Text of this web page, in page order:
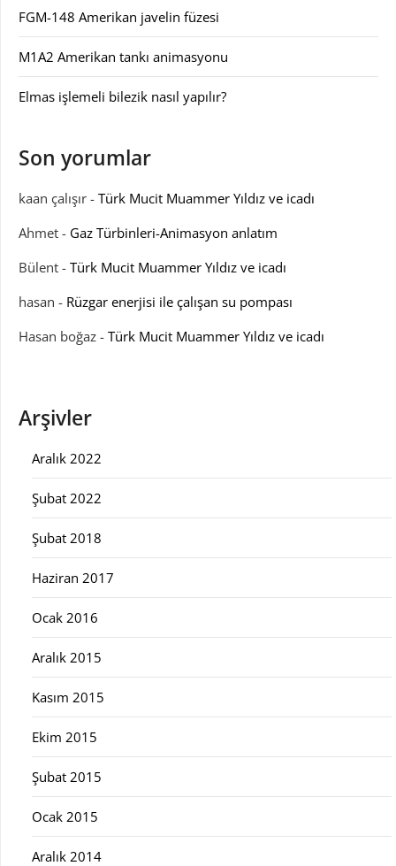
FGM-148 Amerikan javelin füzesi
M1A2 Amerikan tankı animasyonu
Elmas işlemeli bilezik nasıl yapılır?
Son yorumlar
kaan çalışır - Türk Mucit Muammer Yıldız ve icadı
Ahmet - Gaz Türbinleri-Animasyon anlatım
Bülent - Türk Mucit Muammer Yıldız ve icadı
hasan - Rüzgar enerjisi ile çalışan su pompası
Hasan boğaz - Türk Mucit Muammer Yıldız ve icadı
Arşivler
Aralık 2022
Şubat 2022
Şubat 2018
Haziran 2017
Ocak 2016
Aralık 2015
Kasım 2015
Ekim 2015
Şubat 2015
Ocak 2015
Aralık 2014